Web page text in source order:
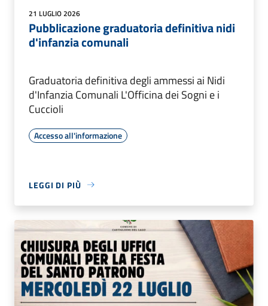
21 LUGLIO 2026
Pubblicazione graduatoria definitiva nidi
d'infanzia comunali
Graduatoria definitiva degli ammessi ai Nidi
d'Infanzia Comunali L'Officina dei Sogni e i
Cuccioli
Accesso all'informazione
LEGGI DI PIÙ